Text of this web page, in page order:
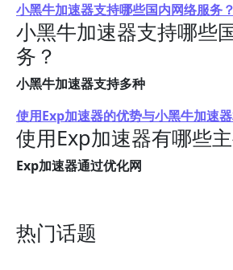
小黑牛加速器支持哪些国内网络服务？
小黑牛加速器支持哪些
务？
小黑牛加速器支持多种
使用Exp加速器的优势与小黑牛加速
使用Exp加速器有哪些
Exp加速器通过优化网
热门话题